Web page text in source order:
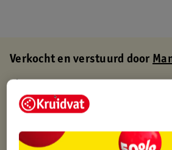
Verkocht en verstuurd door
Gratis thuisbezorgd
Gratis retourneren via verkooppartner.
Gratis punten met je Kruidvat kaart